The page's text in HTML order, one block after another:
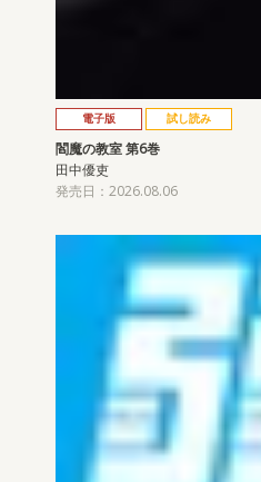
電子版 試し読み
閻魔の教室 第6巻
田中優吏
発売日：2026.08.06